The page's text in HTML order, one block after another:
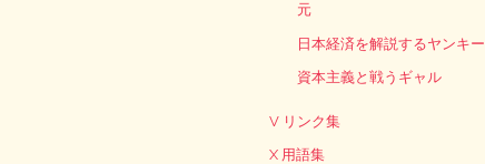
元
日本経済を解説するヤンキー
資本主義と戦うギャル
V リンク集
X 用語集